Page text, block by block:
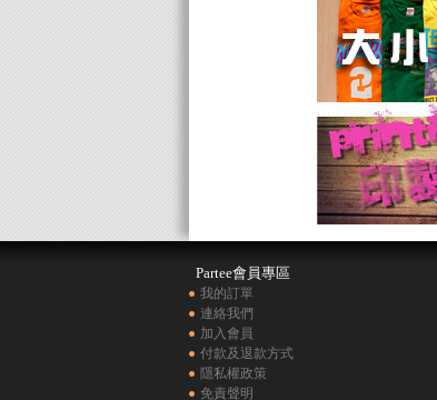
Partee會員專區
我的訂單
連絡我們
加入會員
付款及退款方式
隱私權政策
免責聲明